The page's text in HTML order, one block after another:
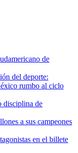
de
del deporte:
rumbo al ciclo
disciplina de
a sus campeones
en el billete